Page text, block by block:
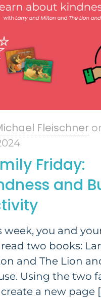
Fleischner
Friday:
and
week, you and
two books:
and The Lion
Using the two
a new page